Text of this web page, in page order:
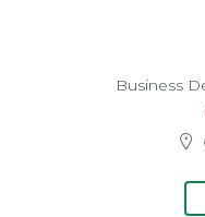
Business